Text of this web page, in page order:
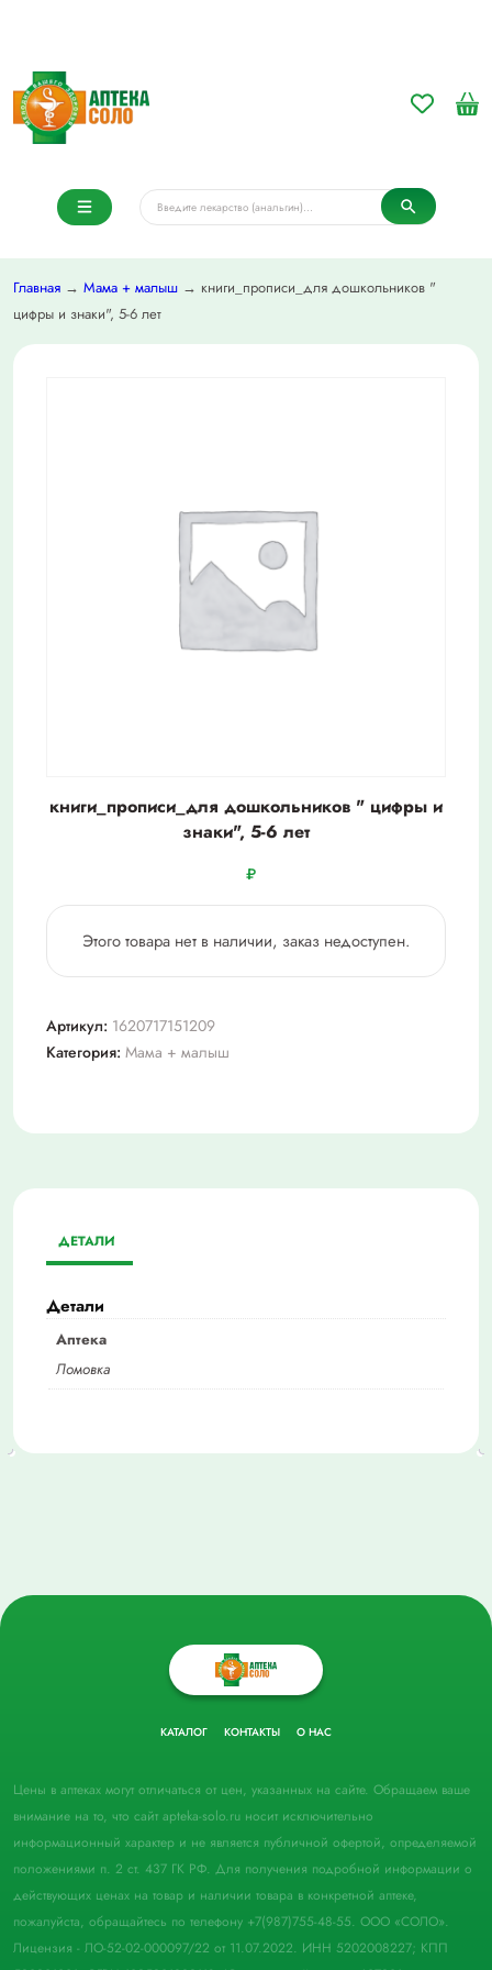
Главная → Мама + малыш → книги_прописи_для дошкольников "
цифры и знаки", 5-6 лет
книги_прописи_для дошкольников " цифры и
знаки", 5-6 лет
₽
Этого товара нет в наличии, заказ недоступен.
Артикул: 1620717151209
Категория: Мама + малыш
ДЕТАЛИ
Детали
Аптека
Ломовка
КАТАЛОГ КОНТАКТЫ О НАС
Цены в аптеках могут отличаться от цен, указанных на сайте. Обращаем ваше
внимание на то, что сайт apteka-solo.ru носит исключительно
информационный характер и не является публичной офертой, определяемой
положениями п. 2 ст. 437 ГК РФ. Для получения подробной информации о
действующих ценах на товар и наличии товара в конкретной аптеке,
пожалуйста, обращайтесь по телефону +7(987)755-48-55. ООО «СОЛО».
Лицензия - ЛО-52-02-000097/22 от 11.07.2022. ИНН 5202008227; КПП